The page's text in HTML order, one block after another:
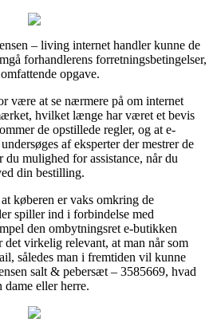
– living internet handler kunne de
forhandlerens forretningsbetingelser,
opgave.
være at se nærmere på om internet
hvilket længe har været et bevis
de opstillede regler, og at e-
af eksperter der mestrer de
mulighed for assistance, når du
din bestilling.
køberen er vaks omkring de
spiller ind i forbindelse med
den ombytningsret e-butikken
det virkelig relevant, at man når som
således man i fremtiden vil kunne
salt & pebersæt – 3585669, hvad
eller herre.